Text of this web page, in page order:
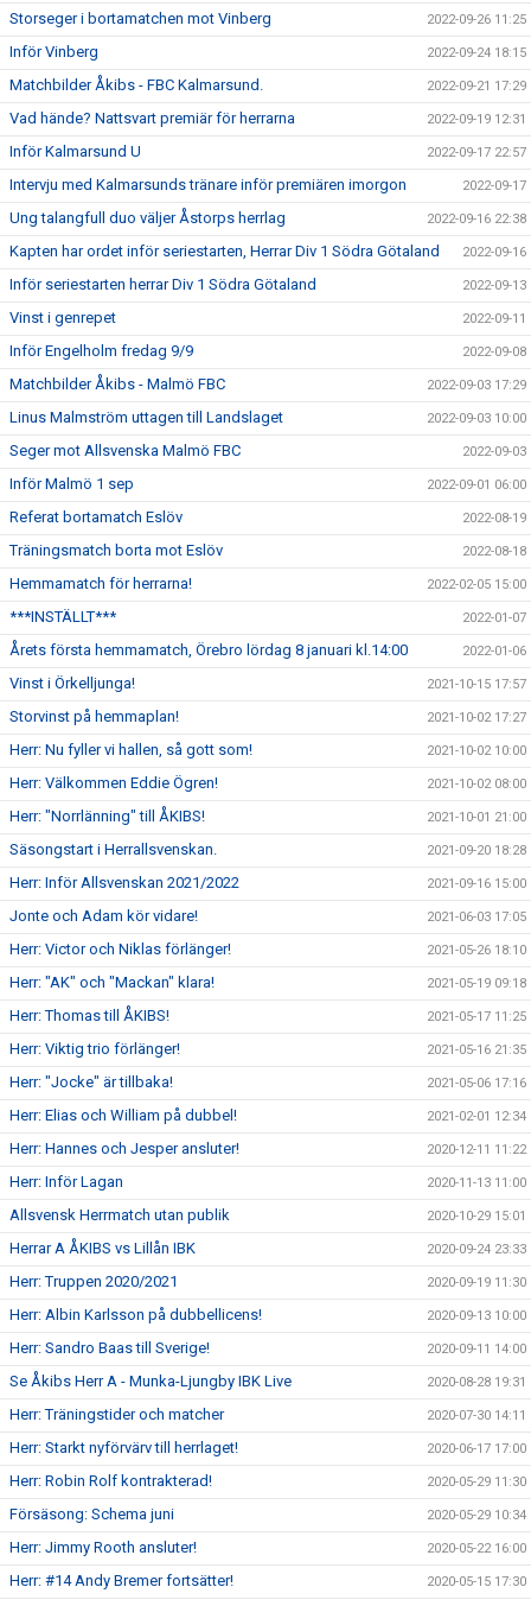
Storseger i bortamatchen mot Vinberg 2022-09-26 11:25
Inför Vinberg 2022-09-24 18:15
Matchbilder Åkibs - FBC Kalmarsund. 2022-09-21 17:29
Vad hände? Nattsvart premiär för herrarna 2022-09-19 12:31
Inför Kalmarsund U 2022-09-17 22:57
Intervju med Kalmarsunds tränare inför premiären imorgon 2022-09-17
Ung talangfull duo väljer Åstorps herrlag 2022-09-16 22:38
Kapten har ordet inför seriestarten, Herrar Div 1 Södra Götaland 2022-09-16
Inför seriestarten herrar Div 1 Södra Götaland 2022-09-13
Vinst i genrepet 2022-09-11
Inför Engelholm fredag 9/9 2022-09-08
Matchbilder Åkibs - Malmö FBC 2022-09-03 17:29
Linus Malmström uttagen till Landslaget 2022-09-03 10:00
Seger mot Allsvenska Malmö FBC 2022-09-03
Inför Malmö 1 sep 2022-09-01 06:00
Referat bortamatch Eslöv 2022-08-19
Träningsmatch borta mot Eslöv 2022-08-18
Hemmamatch för herrarna! 2022-02-05 15:00
***INSTÄLLT*** 2022-01-07
Årets första hemmamatch, Örebro lördag 8 januari kl.14:00 2022-01-06
Vinst i Örkelljunga! 2021-10-15 17:57
Storvinst på hemmaplan! 2021-10-02 17:27
Herr: Nu fyller vi hallen, så gott som! 2021-10-02 10:00
Herr: Välkommen Eddie Ögren! 2021-10-02 08:00
Herr: "Norrlänning" till ÅKIBS! 2021-10-01 21:00
Säsongstart i Herrallsvenskan. 2021-09-20 18:28
Herr: Inför Allsvenskan 2021/2022 2021-09-16 15:00
Jonte och Adam kör vidare! 2021-06-03 17:05
Herr: Victor och Niklas förlänger! 2021-05-26 18:10
Herr: "AK" och "Mackan" klara! 2021-05-19 09:18
Herr: Thomas till ÅKIBS! 2021-05-17 11:25
Herr: Viktig trio förlänger! 2021-05-16 21:35
Herr: "Jocke" är tillbaka! 2021-05-06 17:16
Herr: Elias och William på dubbel! 2021-02-01 12:34
Herr: Hannes och Jesper ansluter! 2020-12-11 11:22
Herr: Inför Lagan 2020-11-13 11:00
Allsvensk Herrmatch utan publik 2020-10-29 15:01
Herrar A ÅKIBS vs Lillån IBK 2020-09-24 23:33
Herr: Truppen 2020/2021 2020-09-19 11:30
Herr: Albin Karlsson på dubbellicens! 2020-09-13 10:00
Herr: Sandro Baas till Sverige! 2020-09-11 14:00
Se Åkibs Herr A - Munka-Ljungby IBK Live 2020-08-28 19:31
Herr: Träningstider och matcher 2020-07-30 14:11
Herr: Starkt nyförvärv till herrlaget! 2020-06-17 17:00
Herr: Robin Rolf kontrakterad! 2020-05-29 11:30
Försäsong: Schema juni 2020-05-29 10:34
Herr: Jimmy Rooth ansluter! 2020-05-22 16:00
Herr: #14 Andy Bremer fortsätter! 2020-05-15 17:30